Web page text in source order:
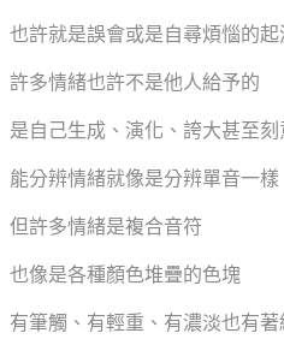
也許就是誤會或是自尋煩惱的起
許多情緒也許不是他人給予的
是自己生成、演化、誇大甚至刻
能分辨情緒就像是分辨單音一樣
但許多情緒是複合音符
也像是各種顏色堆疊的色塊
有筆觸、有輕重、有濃淡也有著